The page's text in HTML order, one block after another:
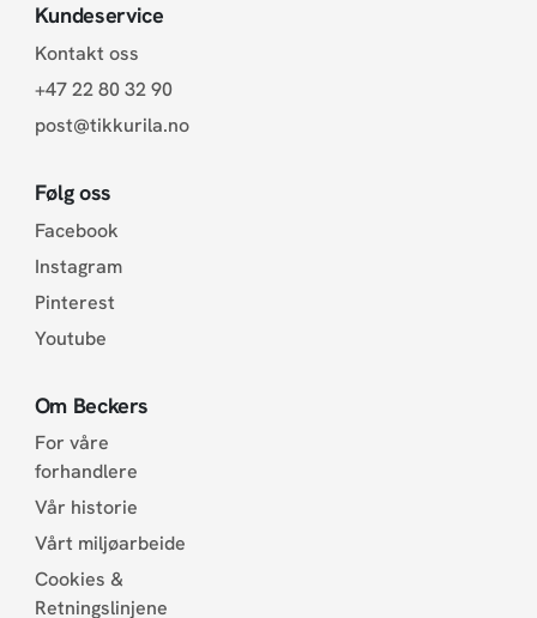
Kundeservice
Kontakt oss
+47 22 80 32 90
post@tikkurila.no
Følg oss
Facebook
Instagram
Pinterest
Youtube
Om Beckers
For våre
forhandlere
Vår historie
Vårt miljøarbeide
Cookies &
Retningslinjene